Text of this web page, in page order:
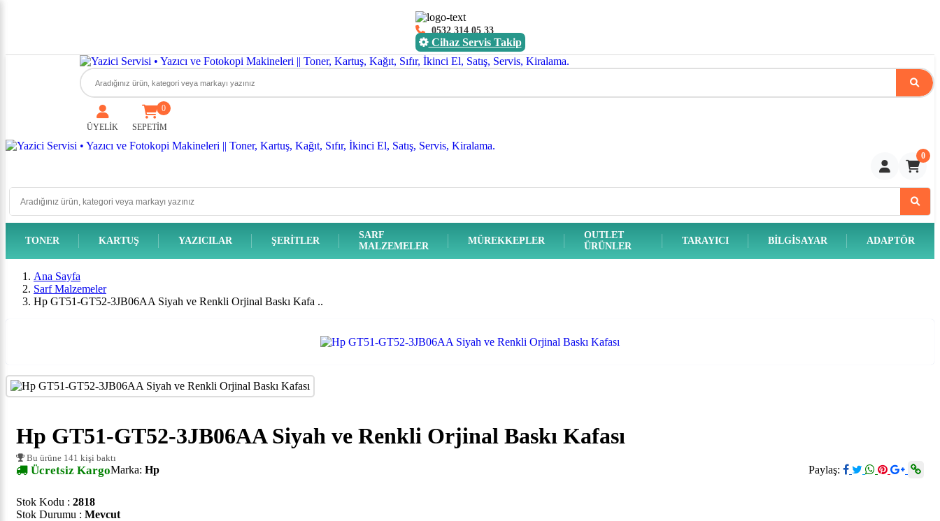
0532 314 05 33
Cihaz Servis Takip
ÜYELİK SEPETİM
0
0
TONER KARTUŞ YAZICILAR ŞERITLER
SARF
MALZEMELER
MÜREKKEPLER
OUTLET
ÜRÜNLER
TARAYICI BILGISAYAR ADAPTÖR
Ana Sayfa
Sarf Malzemeler
Hp GT51-GT52-3JB06AA Siyah ve Renkli Orjinal Baskı Kafa ..
Hp GT51-GT52-3JB06AA Siyah ve Renkli Orjinal Baskı Kafası
Bu ürüne 141 kişi baktı
Ücretsiz Kargo Paylaş:
Marka: Hp
Stok Kodu : 2818
Stok Durumu : Mevcut